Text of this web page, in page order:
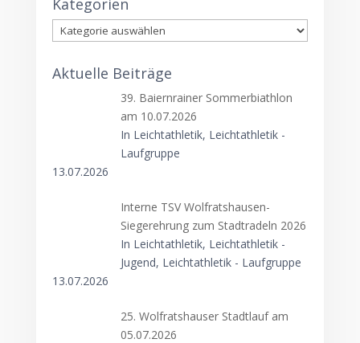
Kategorien
Kategorien
Aktuelle Beiträge
39. Baiernrainer Sommerbiathlon
am 10.07.2026
In Leichtathletik, Leichtathletik -
Laufgruppe
13.07.2026
Interne TSV Wolfratshausen-
Siegerehrung zum Stadtradeln 2026
In Leichtathletik, Leichtathletik -
Jugend, Leichtathletik - Laufgruppe
13.07.2026
25. Wolfratshauser Stadtlauf am
05.07.2026